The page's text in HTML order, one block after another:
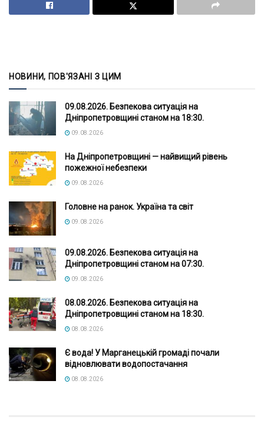
НОВИНИ, ПОВ'ЯЗАНІ З ЦИМ
09.08.2026. Безпекова ситуація на
Дніпропетровщині станом на 18:30.
09.08.2026
На Дніпропетровщині — найвищий рівень
пожежної небезпеки
09.08.2026
Головне на ранок. Україна та світ
09.08.2026
09.08.2026. Безпекова ситуація на
Дніпропетровщині станом на 07:30.
09.08.2026
08.08.2026. Безпекова ситуація на
Дніпропетровщині станом на 18:30.
08.08.2026
Є вода! У Марганецькій громаді почали
відновлювати водопостачання
08.08.2026